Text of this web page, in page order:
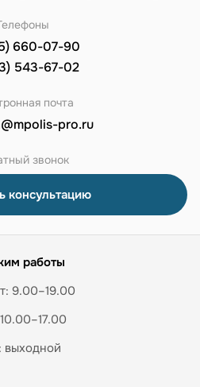
660-07-90
543-67-02
почта
pro.ru
звонок
консультацию
работы
9.00–19.00
выходной